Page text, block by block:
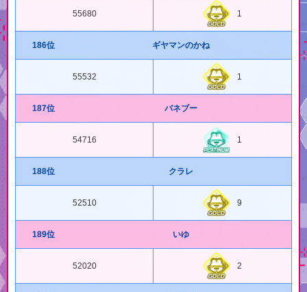
55680 1
186位 ギヤマンのかね
55532 1
187位 バネブー
54716 1
188位 クラレ
52510 9
189位 いゆ
52020 2